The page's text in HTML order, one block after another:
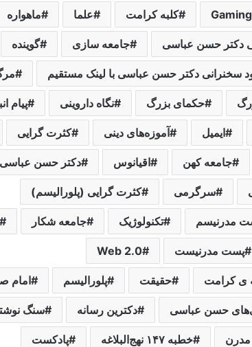
Gaming کلبه کرامت علما ماهواره
دکتر حسن عباسی جامعه سازی گوینده
سخنرانی دکتر حسن عباسی با لینک مستقیم
حکمای بزرگ نگاه داروینی پیام
ایمیل آموزه‌های دینی کثرت گرایی
جامعه کهن اقیانوس دکتر حسن عباسی
سرگرمی کثرت گرایی (پلورالیسم)
مدرنیسم تکنولوژیک جامعه شکار
پست مدرنیست Web 2.0
حقیقت پلورالیسم امام
حسن عباسی دکترین رسانه سنگ
خطبه ۱۴۷ نهج‌البلاغه پادکست